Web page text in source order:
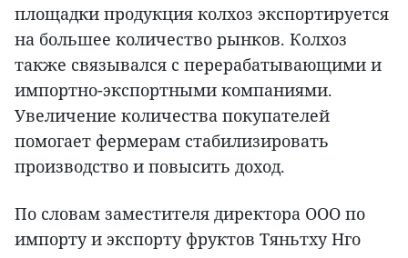
площадки продукция колхоз экспортируется
на большее количество рынков. Колхоз
также связывался с перерабатывающими и
импортно-экспортными компаниями.
Увеличение количества покупателей
помогает фермерам стабилизировать
производство и повысить доход.
По словам заместителя директора ООО по
импорту и экспорту фруктов Тяньтху Нго